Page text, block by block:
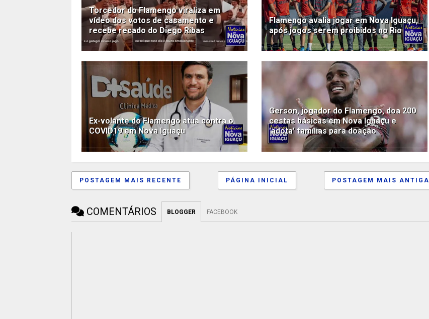
Torcedor do Flamengo viraliza em
vídeo dos votos de casamento e
recebe recado do Diego Ribas
Flamengo avalia jogar em Nova Iguaçu,
após jogos serem proibidos no Rio
Ex-volante do Flamengo atua contra o
COVID19 em Nova Iguaçu
Gerson, jogador do Flamengo, doa 200
cestas básicas em Nova Iguaçu e
'adota' famílias para doação
POSTAGEM MAIS RECENTE POSTAGEM MAIS ANTIGA
PÁGINA INICIAL
COMENTÁRIOS BLOGGER FACEBOOK